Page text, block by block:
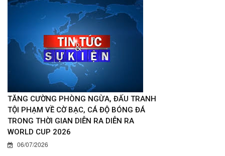
TĂNG CƯỜNG PHÒNG NGỪA, ĐẤU TRANH
TỘI PHẠM VỀ CỜ BẠC, CÁ ĐỘ BÓNG ĐÁ
TRONG THỜI GIAN DIỄN RA DIỄN RA
WORLD CUP 2026
06/07/2026